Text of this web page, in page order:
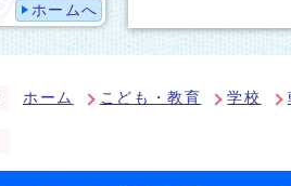
ホームへ
ホーム こども・教育 学校